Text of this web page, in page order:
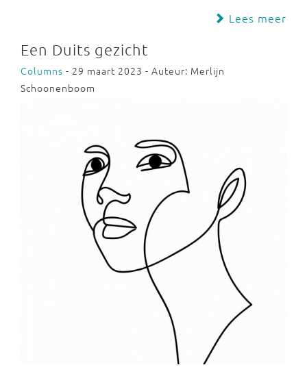
Lees meer
Een Duits gezicht
Columns - 29 maart 2023 - Auteur: Merlijn
Schoonenboom